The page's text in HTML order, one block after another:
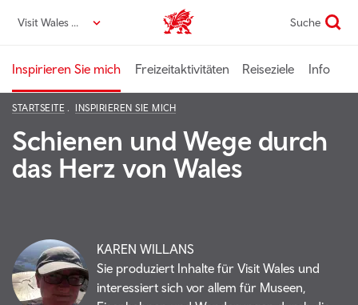
zumVisit Wales DE VisitWales home Suche
Inspirieren Sie mich Freizeitaktivitäten Reiseziele Info
STARTSEITE INSPIRIEREN SIE MICH
Schienen und Wege durch
das Herz von Wales
KAREN WILLANS
Sie produziert Inhalte für Visit Wales und
interessiert sich vor allem für Museen,